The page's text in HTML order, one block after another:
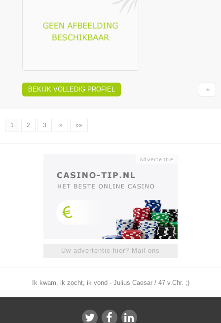
BEKIJK VOLLEDIG PROFIEL
1 2 3 » »»
Uw advertentie hier? Mail ons
Ik kwam, ik zocht, ik vond - Julius Caesar / 47 v.Chr. ;)